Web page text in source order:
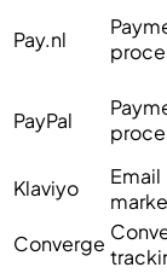
Pay.nl
PayPal
Klaviyo
Email
Converge